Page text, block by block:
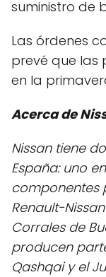
suministro de
Las órdenes
prevé que las
en la
Acerca de
Nissan tiene
España: uno
componentes
Renault-
Corrales de
producen
Qashqai y el